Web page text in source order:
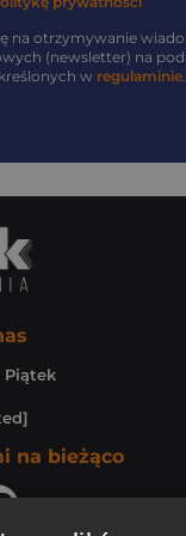
na otrzymywanie
(newsletter) na
w regulaminie.
Piątek
na bieżąco